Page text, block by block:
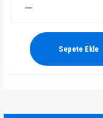
Sepete Ekle